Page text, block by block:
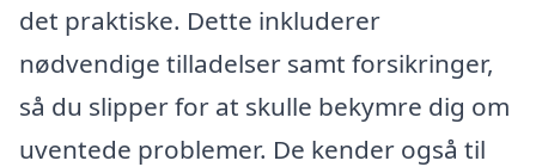
det praktiske. Dette inkluderer
nødvendige tilladelser samt forsikringer,
så du slipper for at skulle bekymre dig om
uventede problemer. De kender også til